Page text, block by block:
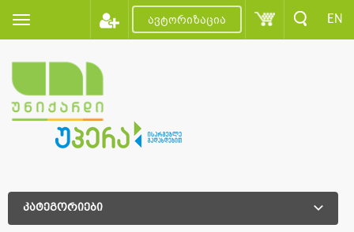
ავტორიზაცია EN
კატეგორიები